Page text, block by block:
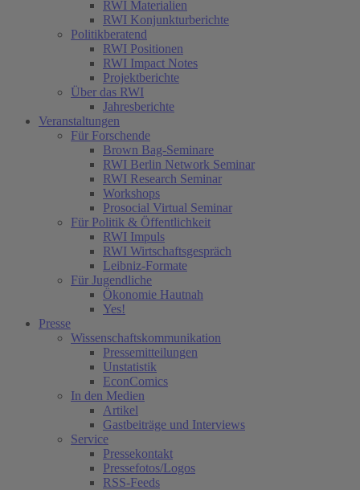
RWI Materialien
RWI Konjunkturberichte
Politikberatend
RWI Positionen
RWI Impact Notes
Projektberichte
Über das RWI
Jahresberichte
Veranstaltungen
Für Forschende
Brown Bag-Seminare
RWI Berlin Network Seminar
RWI Research Seminar
Workshops
Prosocial Virtual Seminar
Für Politik & Öffentlichkeit
RWI Impuls
RWI Wirtschaftsgespräch
Leibniz-Formate
Für Jugendliche
Ökonomie Hautnah
Yes!
Presse
Wissenschaftskommunikation
Pressemitteilungen
Unstatistik
EconComics
In den Medien
Artikel
Gastbeiträge und Interviews
Service
Pressekontakt
Pressefotos/Logos
RSS-Feeds